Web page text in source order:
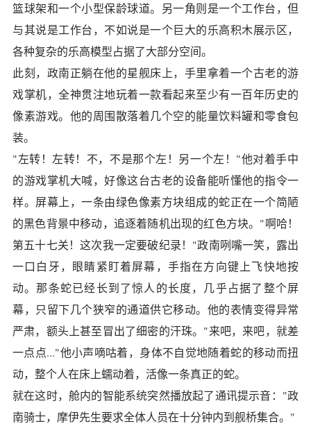
篮球架和一个小型保龄球道。另一角则是一个工作台，但
与其说是工作台，不如说是一个巨大的乐高积木展示区，
各种复杂的乐高模型占据了大部分空间。
此刻，政南正躺在他的星舰床上，手里拿着一个古老的游
戏掌机，全神贯注地玩着一款看起来至少有一百年历史的
像素游戏。他的周围散落着几个空的能量饮料罐和零食包
装。
"左转！左转！不，不是那个左！另一个左！"他对着手中
的游戏掌机大喊，好像这台古老的设备能听懂他的指令一
样。屏幕上，一条由绿色像素方块组成的蛇正在一个简陋
的黑色背景中移动，追逐着随机出现的红色方块。"啊哈！
第五十七关！这次我一定要破纪录！"政南咧嘴一笑，露出
一口白牙，眼睛紧盯着屏幕，手指在方向键上飞快地按
动。那条蛇已经长到了惊人的长度，几乎占据了整个屏
幕，只留下几个狭窄的通道供它移动。他的表情变得异常
严肃，额头上甚至冒出了细密的汗珠。"来吧，来吧，就差
一点点..."他小声嘀咕着，身体不自觉地随着蛇的移动而扭
动，整个人在床上蠕动着，活像一条真正的蛇。
就在这时，舱内的智能系统突然播放起了通讯提示音："政
南骑士，摩伊先生要求全体人员在十分钟内到舰桥集合。"